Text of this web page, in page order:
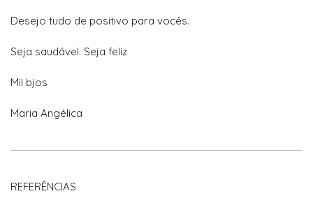
Desejo tudo de positivo para vocês.
Seja saudável. Seja feliz
Mil bjos
Maria Angélica
REFERÊNCIAS